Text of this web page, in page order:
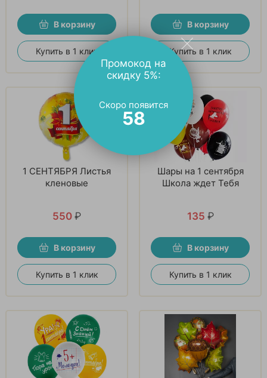
В корзину
Купить в 1 клик
В корзину
Купить в 1 клик
1 СЕНТЯБРЯ Листья
кленовые
550 ₽
В корзину
Купить в 1 клик
Шары на 1 сентября
Школа ждет Тебя
135 ₽
В корзину
Купить в 1 клик
Промокод на
скидку 5%:
Скоро появится
57